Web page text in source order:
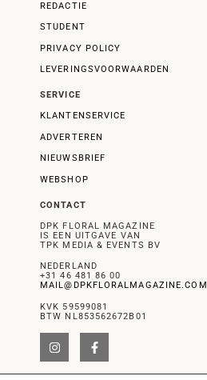
REDACTIE
STUDENT
PRIVACY POLICY
LEVERINGSVOORWAARDEN
SERVICE
KLANTENSERVICE
ADVERTEREN
NIEUWSBRIEF
WEBSHOP
CONTACT
DPK FLORAL MAGAZINE
IS EEN UITGAVE VAN
TPK MEDIA & EVENTS BV
NEDERLAND
+31 46 481 86 00
MAIL@DPKFLORALMAGAZINE.COM
KVK 59599081
BTW NL853562672B01